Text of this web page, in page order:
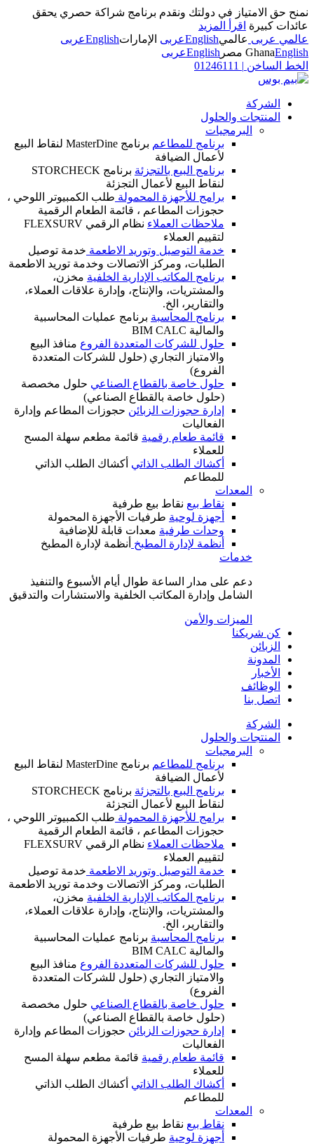
نمنح حق الامتياز في دولتك ونقدم برنامج شراكة حصري يحقق
عائدات كبيرة اقرأ المزيد
عالمي عربى عالميEnglishعربى الإماراتEnglishعربى
GhanaEnglish مصر Englishعربى
الخط الساخن |
01246111
الشركة
المنتجات والحلول
البرمجيات
برنامج للمطاعم
برنامج MasterDine لنقاط البيع
لأعمال الضيافة
برنامج البيع بالتجزئة
برنامج STORCHECK
لنقاط البيع لأعمال التجزئة
برامج للأجهزة المحمولة طلب الكمبيوتر اللوحي ،
حجوزات المطاعم ، قائمة الطعام الرقمية
ملاحظات العملاء
نظام الرقمي FLEXSURV
لتقييم العملاء
خدمة التوصيل وتوريد الاطعمة خدمة توصيل
الطلبات، ومركز الاتصالات وخدمة توريد الاطعمة
برنامج المكاتب الإدارية الخلفية مخزن،
والمشتريات، والإنتاج، وإدارة علاقات العملاء،
والتقارير، الخ.
برنامج المحاسبة برنامج عمليات المحاسبية
والمالية BIM CALC
حلول للشركات المتعددة الفروع منافذ البيع
والامتياز التجاري (حلول للشركات المتعددة
الفروع)
حلول خاصة بالقطاع الصناعي حلول مخصصة
(حلول خاصة بالقطاع الصناعي)
إدارة حجوزات الزبائن حجوزات المطاعم وإدارة
الفعاليات
قائمة طعام رقمية قائمة مطعم سهلة المسح
للعملاء
أكشاك الطلب الذاتي أكشاك الطلب الذاتي
للمطاعم
المعدات
نقاط بيع نقاط بيع طرفية
أجهزة لوحية طرفيات الأجهزة المحمولة
وحدات طرفية معدات قابلة للإضافية
أنظمة لإدارة المطبخ أنظمة لإدارة المطبخ
خدمات
دعم على مدار الساعة طوال أيام الأسبوع والتنفيذ
الشامل وإدارة المكاتب الخلفية والاستشارات والتدقيق
الميزات والأمن
كن شريكنا
الزبائن
المدونة
الأخبار
الوظائف
اتصل بنا
الشركة
المنتجات والحلول
البرمجيات
برنامج للمطاعم
برنامج MasterDine لنقاط البيع
لأعمال الضيافة
برنامج البيع بالتجزئة
برنامج STORCHECK
لنقاط البيع لأعمال التجزئة
برامج للأجهزة المحمولة طلب الكمبيوتر اللوحي ،
حجوزات المطاعم ، قائمة الطعام الرقمية
ملاحظات العملاء
نظام الرقمي FLEXSURV
لتقييم العملاء
خدمة التوصيل وتوريد الاطعمة خدمة توصيل
الطلبات، ومركز الاتصالات وخدمة توريد الاطعمة
برنامج المكاتب الإدارية الخلفية مخزن،
والمشتريات، والإنتاج، وإدارة علاقات العملاء،
والتقارير، الخ.
برنامج المحاسبة برنامج عمليات المحاسبية
والمالية BIM CALC
حلول للشركات المتعددة الفروع منافذ البيع
والامتياز التجاري (حلول للشركات المتعددة
الفروع)
حلول خاصة بالقطاع الصناعي حلول مخصصة
(حلول خاصة بالقطاع الصناعي)
إدارة حجوزات الزبائن حجوزات المطاعم وإدارة
الفعاليات
قائمة طعام رقمية قائمة مطعم سهلة المسح
للعملاء
أكشاك الطلب الذاتي أكشاك الطلب الذاتي
للمطاعم
المعدات
نقاط بيع نقاط بيع طرفية
أجهزة لوحية طرفيات الأجهزة المحمولة